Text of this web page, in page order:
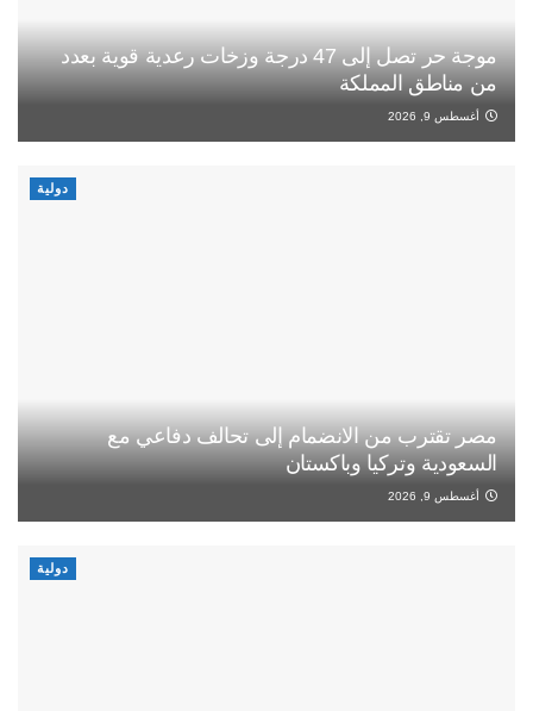
موجة حر تصل إلى 47 درجة وزخات رعدية قوية بعدد
من مناطق المملكة
أغسطس 9, 2026
دولية
مصر تقترب من الانضمام إلى تحالف دفاعي مع
السعودية وتركيا وباكستان
أغسطس 9, 2026
دولية